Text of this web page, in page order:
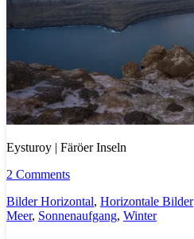
Eysturoy | Färöer Inseln
2 Comments
Bilder Horizontal, Horizontale Bilder
Meer, Sonnenaufgang, Winter